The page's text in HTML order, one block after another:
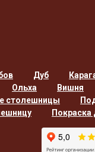
Дуб
Ольха Вишня
столешницы
Покраска